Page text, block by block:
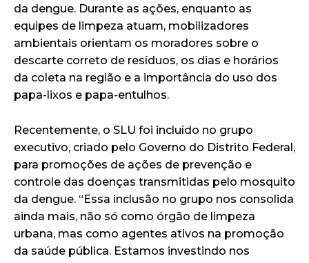
da dengue. Durante as ações, enquanto as
equipes de limpeza atuam, mobilizadores
ambientais orientam os moradores sobre o
descarte correto de resíduos, os dias e horários
da coleta na região e a importância do uso dos
papa-lixos e papa-entulhos.
Recentemente, o SLU foi incluído no grupo
executivo, criado pelo Governo do Distrito Federal,
para promoções de ações de prevenção e
controle das doenças transmitidas pelo mosquito
da dengue. “Essa inclusão no grupo nos consolida
ainda mais, não só como órgão de limpeza
urbana, mas como agentes ativos na promoção
da saúde pública. Estamos investindo nos